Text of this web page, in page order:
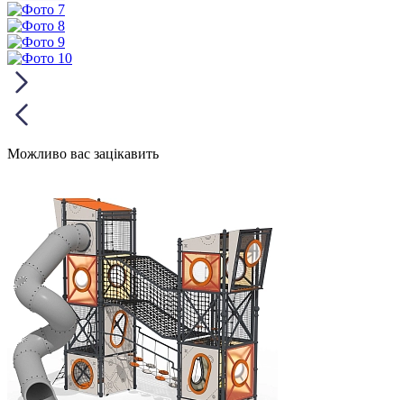
Можливо вас зацікавить